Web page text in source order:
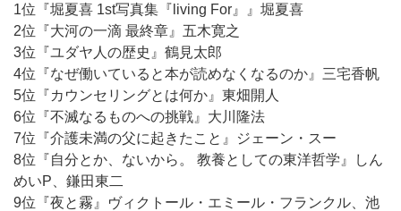
1位『堀夏喜 1st写真集『living For』』堀夏喜
2位『大河の一滴 最終章』五木寛之
3位『ユダヤ人の歴史』鶴見太郎
4位『なぜ働いていると本が読めなくなるのか』三宅香帆
5位『カウンセリングとは何か』東畑開人
6位『不滅なるものへの挑戦』大川隆法
7位『介護未満の父に起きたこと』ジェーン・スー
8位『自分とか、ないから。 教養としての東洋哲学』しん
めいP、鎌田東二
9位『夜と霧』ヴィクトール・エミール・フランクル、池